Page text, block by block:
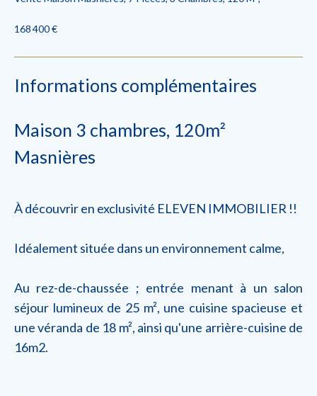
168 400 €
Informations complémentaires
Maison 3 chambres, 120m²
Masnières
À découvrir en exclusivité ELEVEN IMMOBILIER !!
Idéalement située dans un environnement calme,
Au rez-de-chaussée ; entrée menant à un salon
séjour lumineux de 25 m², une cuisine spacieuse et
une véranda de 18 m², ainsi qu'une arrière-cuisine de
16m2.